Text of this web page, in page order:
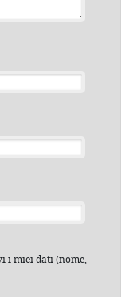
i miei dati (nome,